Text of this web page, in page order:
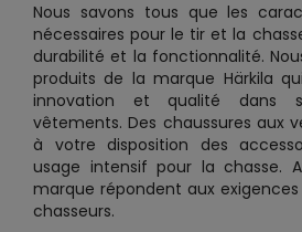
Nous savons tous que les
nécessaires pour le tir et la
durabilité et la fonctionnalité.
produits de la marque Härkila
innovation et qualité dans
vêtements. Des chaussures aux
à votre disposition des
usage intensif pour la chasse.
marque répondent aux
chasseurs.